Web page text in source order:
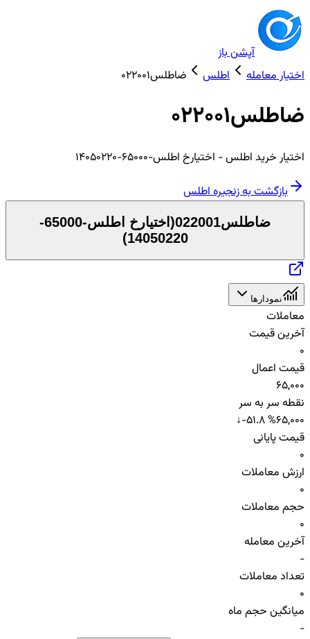
آپشن باز
اختیار معامله
اطلس ضاطلس022001
ضاطلس022001
اختیار خرید اطلس- اختیارخ اطلس-65000-14050220
بازگشت به زنجیرهاطلس
ضاطلس022001 (
اختیارخ اطلس-65000-
14050220
)
نمودارها
معاملات
آخرین قیمت
0
قیمت اعمال
65,000
نقطه سر به سر
65,000
↓-51.8 %
قیمت پایانی
0
ارزش معاملات
0
حجم معاملات
0
آخرین معامله
-
تعداد معاملات
0
میانگین حجم ماه
-